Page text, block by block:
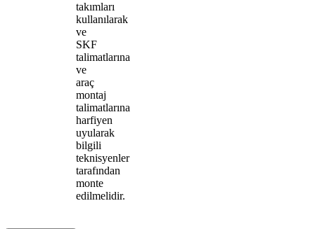
takımları
kullanılarak
ve
SKF
talimatlarına
ve
araç
montaj
talimatlarına
harfiyen
uyularak
bilgili
teknisyenler
tarafından
monte
edilmelidir.